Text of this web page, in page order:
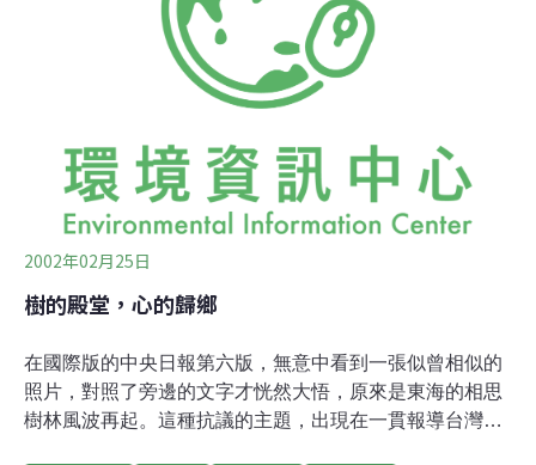
義的流派分歧與國際上南北陣營（即，發展中國家與已發
展國家）的政治爭議層出不斷的現象來斷言，我們很難相
信有一套普世通行的環境價值觀存在。比較正確的說法應
該是，有一些主流的環境價值觀存在，但是同時必須注意
系跟該社會的民眾生活文化有著密切的關聯性。 缺乏對當
地民眾參與的重視 近年來，在台灣的自然
2002年02月25日
樹的殿堂，心的歸鄉
在國際版的中央日報第六版，無意中看到一張似曾相似的
照片，對照了旁邊的文字才恍然大悟，原來是東海的相思
樹林風波再起。這種抗議的主題，出現在一貫報導台灣鄉